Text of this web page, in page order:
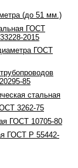
(до 51 мм.)
ГОСТ
2015
ГОСТ
85
стальная
3262-75
ГОСТ 10705-80
ГОСТ Р 55442-